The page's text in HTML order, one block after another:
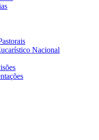
Nacional